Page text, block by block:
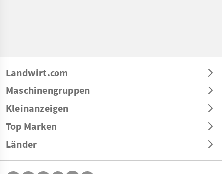
Landwirt.com
Maschinengruppen
Kleinanzeigen
Top Marken
Länder